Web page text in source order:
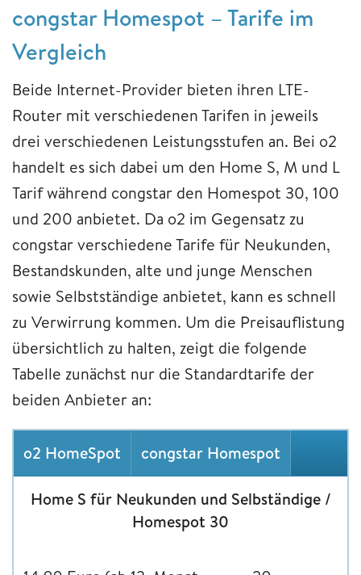
congstar Homespot – Tarife im
Vergleich
Beide Internet-Provider bieten ihren LTE-
Router mit verschiedenen Tarifen in jeweils
drei verschiedenen Leistungsstufen an. Bei o2
handelt es sich dabei um den Home S, M und L
Tarif während congstar den Homespot 30, 100
und 200 anbietet. Da o2 im Gegensatz zu
congstar verschiedene Tarife für Neukunden,
Bestandskunden, alte und junge Menschen
sowie Selbstständige anbietet, kann es schnell
zu Verwirrung kommen. Um die Preisauflistung
übersichtlich zu halten, zeigt die folgende
Tabelle zunächst nur die Standardtarife der
beiden Anbieter an:
o2 HomeSpot congstar Homespot
Home S für Neukunden und Selbständige /
Homespot 30